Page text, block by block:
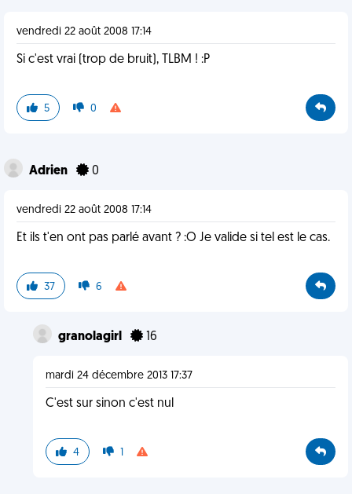
vendredi 22 août 2008 17:14
Si c'est vrai (trop de bruit), TLBM ! :P
5 0
Adrien 0
vendredi 22 août 2008 17:14
Et ils t'en ont pas parlé avant ? :O Je valide si tel est le cas.
37 6
granolagirl 16
mardi 24 décembre 2013 17:37
C'est sur sinon c'est nul
4 1